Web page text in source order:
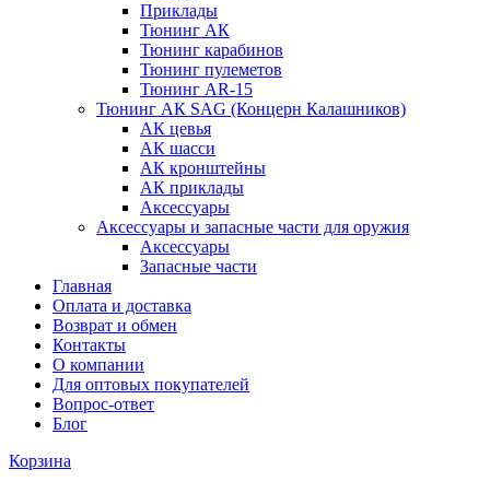
Приклады
Тюнинг АК
Тюнинг карабинов
Тюнинг пулеметов
Тюнинг AR-15
Тюнинг АК SAG (Концерн Калашников)
АК цевья
АК шасси
АК кронштейны
АК приклады
Аксессуары
Аксессуары и запасные части для оружия
Аксессуары
Запасные части
Главная
Оплата и доставка
Возврат и обмен
Контакты
О компании
Для оптовых покупателей
Вопрос-ответ
Блог
Корзина